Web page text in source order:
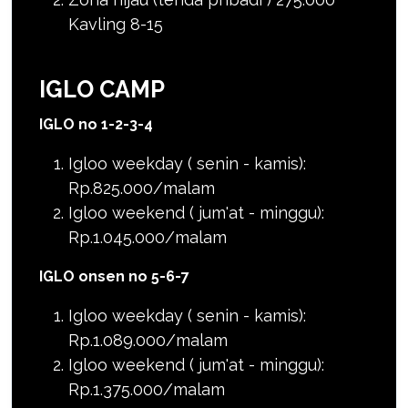
Kavling 8-15
IGLO CAMP
IGLO no 1-2-3-4
Igloo weekday ( senin - kamis):
Rp.825.000/malam
Igloo weekend ( jum'at - minggu):
Rp.1.045.000/malam
IGLO onsen no 5-6-7
Igloo weekday ( senin - kamis):
Rp.1.089.000/malam
Igloo weekend ( jum'at - minggu):
Rp.1.375.000/malam